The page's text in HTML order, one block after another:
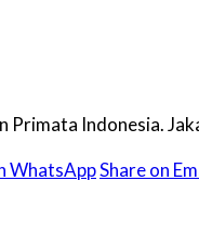
Primata Indonesia.
WhatsAppShare on